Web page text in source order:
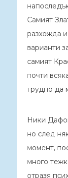
Самият
разхожда
варианти
самият
почти
трудно да
Ники
но след
момент,
много
отразя